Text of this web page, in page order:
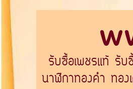
รับซื้อเพชรแท้ รับ
นาฬิกาทองคำ ทอง